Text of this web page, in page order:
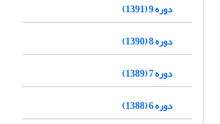
دوره 9 (1391)
دوره 8 (1390)
دوره 7 (1389)
دوره 6 (1388)